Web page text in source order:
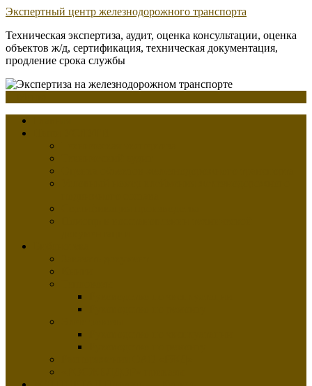
Перейти
содержимому
Экспертный центр железнодорожного транспорта
Техническая экспертиза, аудит, оценка консультации, оценка
объектов ж/д, сертификация, техническая документация,
продление срока службы